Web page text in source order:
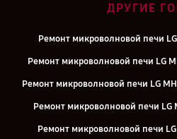
ДРУГИЕ
Ремонт микроволновой печи
Ремонт микроволновой печи LG
Ремонт микроволновой печи LG
Ремонт микроволновой печи LG
Ремонт микроволновой печи